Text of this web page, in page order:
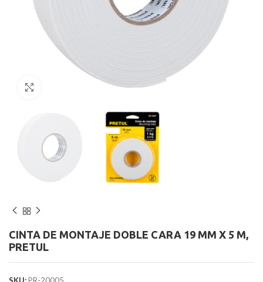
CINTA DE MONTAJE DOBLE CARA 19 MM X 5 M,
PRETUL